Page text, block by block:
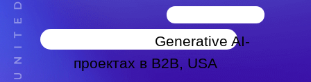
Начало — 25 сентября 2024, 8
прием заявок до 20 сентября 2024